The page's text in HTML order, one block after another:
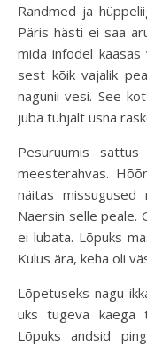
Randmed ja
Päris hästi ei saa
mida infodel
sest kõik vajalik
nagunii vesi. See
juba tühjalt üsna
Pesuruumis
meesterahvas.
näitas
Naersin selle peale.
ei lubata. Lõpuks
Kulus ära, keha oli
Lõpetuseks nagu
üks tugeva käega
Lõpuks andsid